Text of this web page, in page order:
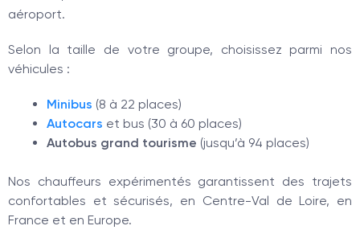
aéroport.
Selon la taille de votre groupe, choisissez parmi nos
véhicules :
Minibus (8 à 22 places)
Autocars et bus (30 à 60 places)
Autobus grand tourisme (jusqu’à 94 places)
Nos chauffeurs expérimentés garantissent des trajets
confortables et sécurisés, en Centre-Val de Loire, en
France et en Europe.